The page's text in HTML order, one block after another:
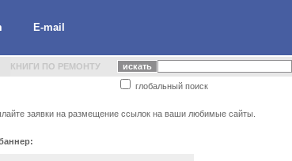
E-mail
КНИГИ ПО РЕМОНТУ
глобальный поиск
заявки на размещение ссылок на ваши любимые сайты.